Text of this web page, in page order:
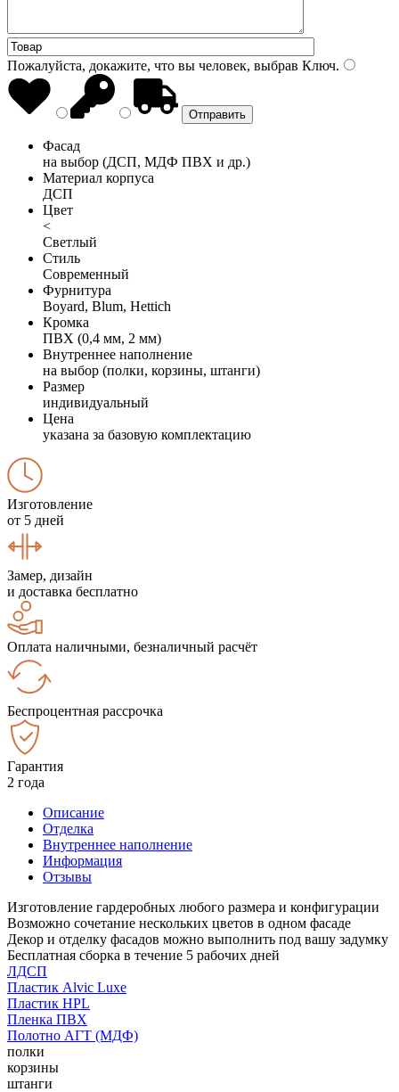
Пожалуйста, докажите, что вы человек, выбрав Ключ.
Фасад
на выбор (ДСП, МДФ ПВХ и др.)
Материал корпуса
ДСП
Цвет
<
Светлый
Стиль
Современный
Фурнитура
Boyard, Blum, Hettich
Кромка
ПВХ (0,4 мм, 2 мм)
Внутреннее наполнение
на выбор (полки, корзины, штанги)
Размер
индивидуальный
Цена
указана за базовую комплектацию
Изготовление
от 5 дней
Замер, дизайн
и доставка бесплатно
Оплата наличными, безналичный расчёт
Беспроцентная рассрочка
Гарантия
2 года
Описание
Отделка
Внутреннее наполнение
Информация
Отзывы
Изготовление гардеробных любого размера и конфигурации
Возможно сочетание нескольких цветов в одном фасаде
Декор и отделку фасадов можно выполнить под вашу задумку
Бесплатная сборка в течение 5 рабочих дней
ЛДСП
Пластик Alvic Luxe
Пластик HPL
Пленка ПВХ
Полотно АГТ (МДФ)
полки
корзины
штанги